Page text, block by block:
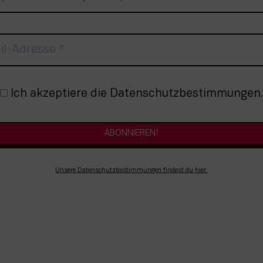
Ich akzeptiere die Datenschutzbestimmungen.
Unsere Datenschutzbestimmungen findest du hier.